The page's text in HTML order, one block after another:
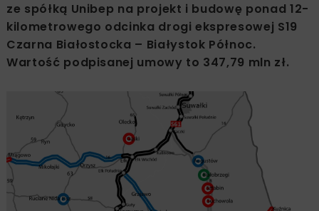
ze spółką Unibep na projekt i budowę ponad 12-
kilometrowego odcinka drogi ekspresowej S19
Czarna Białostocka – Białystok Północ.
Wartość podpisanej umowy to 347,79 mln zł.